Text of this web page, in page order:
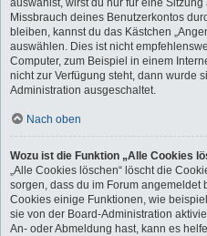
auswählst, wirst du nur für eine
Missbrauch deines Benutzerkontos
bleiben, kannst du das Kästchen
auswählen. Dies ist nicht
Computer, zum Beispiel in einem
nicht zur Verfügung steht, dann wurde
Administration ausgeschaltet.
Nach oben
Wozu ist die Funktion „Alle Cookies
„Alle Cookies löschen“ löscht die
sorgen, dass du im Forum angemeldet
Cookies einige Funktionen, wie
sie von der Board-Administration
An- oder Abmeldung hast, kann es